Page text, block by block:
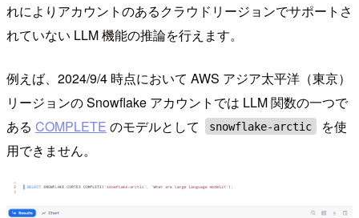
れによりアカウントのあるクラウドリージョンでサポートさ
れていない LLM 機能の推論を行えます。
例えば、2024/9/4 時点において AWS アジア太平洋（東京）
リージョンの Snowflake アカウントでは LLM 関数の一つで
ある COMPLETE のモデルとして snowflake-arctic
を使
用できません。